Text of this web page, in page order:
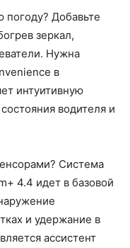
Добавьте
зеркал,
Нужна
в
интуитивную
водителя и
Система
4.4 идет в базовой
и удержание в
ассистент